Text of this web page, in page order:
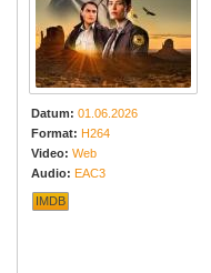
Datum: 01.06.2026
Format: H264
Video: Web
Audio: EAC3
IMDB